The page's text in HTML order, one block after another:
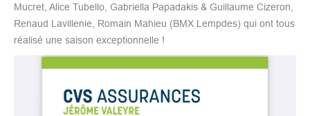
Mucret, Alice Tubello, Gabriella Papadakis & Guillaume Cizeron,
Renaud Lavillenie, Romain Mahieu (BMX Lempdes) qui ont tous
réalisé une saison exceptionnelle !